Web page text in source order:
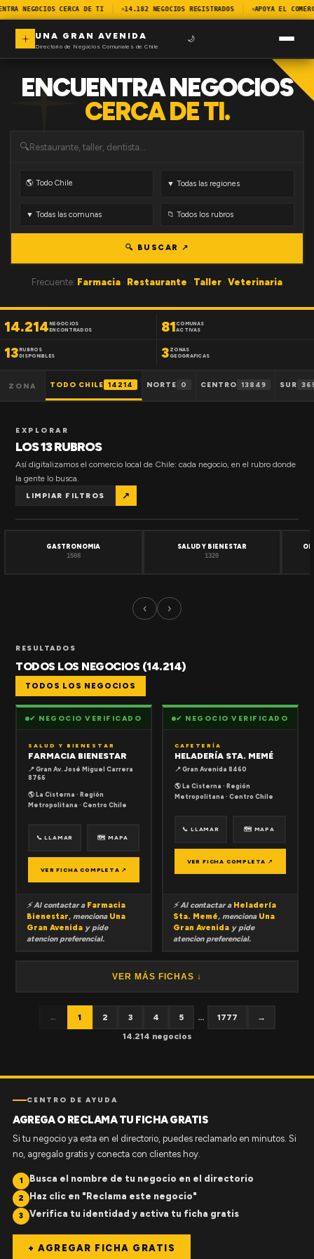
NEGOCIOS CERCA DE TI 14.182 NEGOCIOS REGISTRADOS APOYA EL
UNA GRAN AVENIDA
Directorio de Negocios Comunales de Chile
🌙
ENCUENTRA NEGOCIOS
CERCA DE TI.
🔍
🔍 BUSCAR ↗
Frecuente: Farmacia · Restaurante · Taller · Veterinaria
14.214NEGOCIOS
ENCONTRADOS
81 COMUNAS
ACTIVAS
13RUBROS
DISPONIBLES
3 ZONAS
GEOGRAFICAS
ZONA TODO CHILE 14214 NORTE 0 CENTRO 13849 SUR
EXPLORAR
LOS 13 RUBROS
Así digitalizamos el comercio local de Chile: cada negocio, en el rubro donde
la gente lo busca.
LIMPIAR FILTROS ↗
GASTRONOMIA
1508
SALUD Y BIENESTAR
1320
‹ ›
RESULTADOS
TODOS LOS NEGOCIOS (14.214)
TODOS LOS NEGOCIOS
✔ NEGOCIO VERIFICADO
SALUD Y BIENESTAR
FARMACIA BIENESTAR
📍 Gran Av. José Miguel Carrera
8766
🌎 La Cisterna · Región
Metropolitana · Centro Chile
📞 LLAMAR 🗺 MAPA
VER FICHA COMPLETA ↗
⚡ Al contactar a Farmacia
Bienestar, menciona Una
Gran Avenida y pide
atencion preferencial.
✔ NEGOCIO VERIFICADO
CAFETERÍA
HELADERÍA STA. MEMÉ
📍 Gran Avenida 8460
🌎 La Cisterna · Región
Metropolitana · Centro Chile
📞 LLAMAR 🗺 MAPA
VER FICHA COMPLETA ↗
⚡ Al contactar a Heladería
Sta. Memé, menciona Una
Gran Avenida y pide
atencion preferencial.
VER MÁS FICHAS ↓
← 1 2 3 4 5 ... 1777
→
14.214 negocios
CENTRO DE AYUDA
AGREGA O RECLAMA TU FICHA GRATIS
Si tu negocio ya esta en el directorio, puedes reclamarlo en minutos. Si
no, agregalo gratis y conecta con clientes hoy.
1 Busca el nombre de tu negocio en el directorio
2 Haz clic en "Reclama este negocio"
3 Verifica tu identidad y activa tu ficha gratis
+ AGREGAR FICHA GRATIS